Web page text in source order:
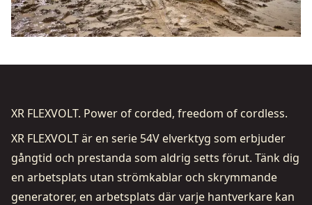
XR FLEXVOLT. Power of corded, freedom of cordless.
XR FLEXVOLT är en serie 54V elverktyg som erbjuder
gångtid och prestanda som aldrig setts förut. Tänk dig
en arbetsplats utan strömkablar och skrymmande
generatorer, en arbetsplats där varje hantverkare kan